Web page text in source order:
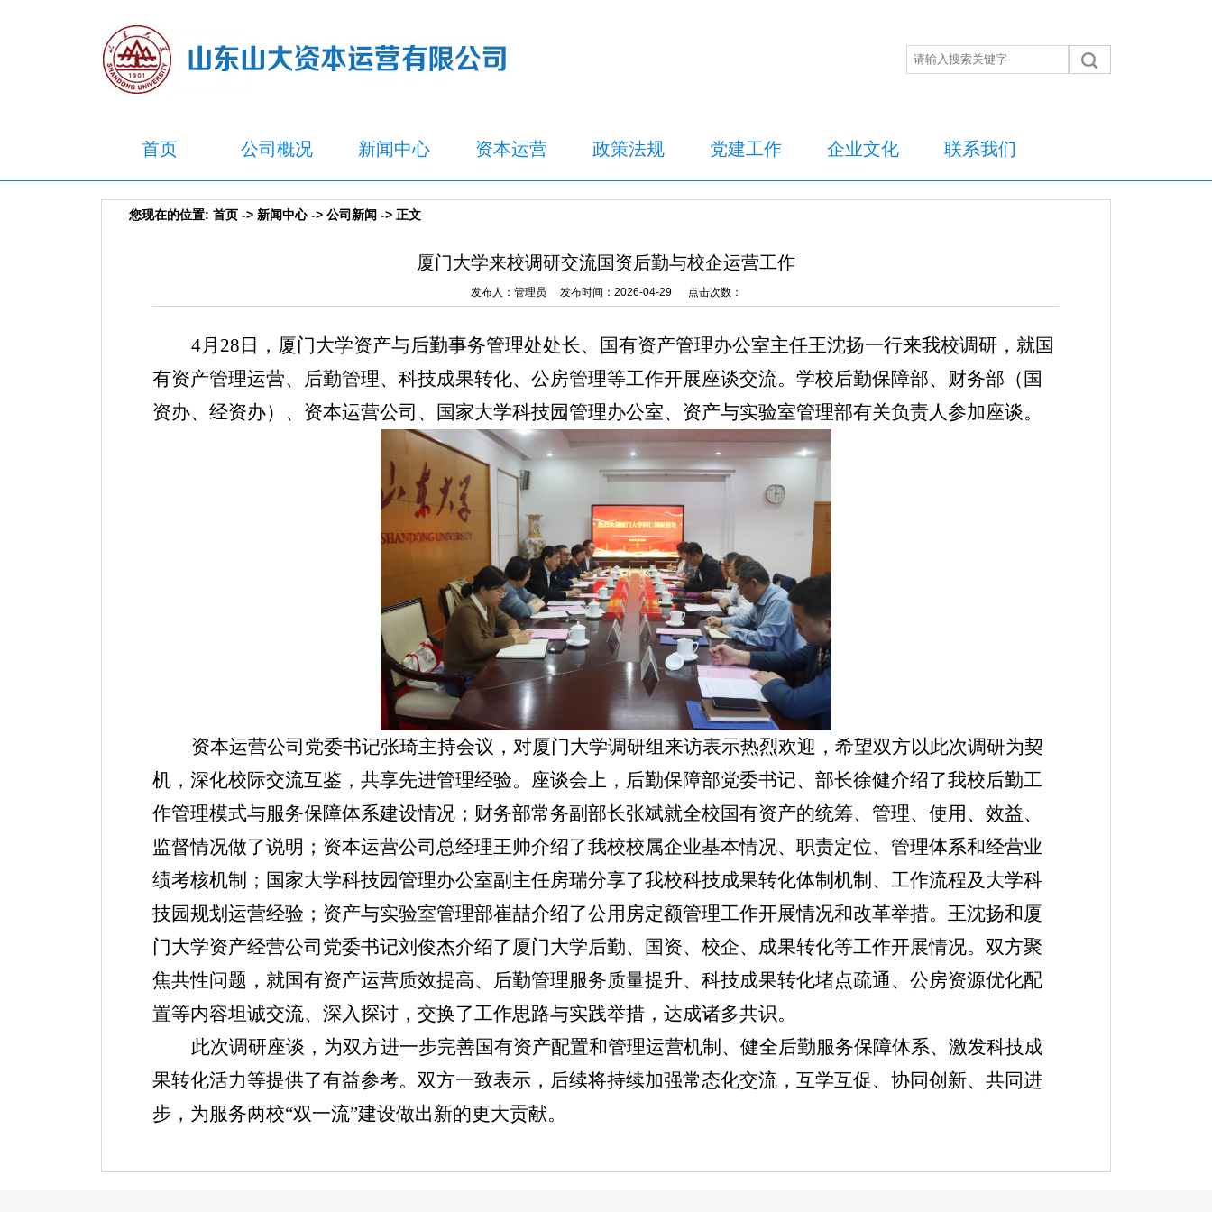
首页 公司概况 新闻中心 资本运营 政策法规 党建工作 企业文化 联系我们
您现在的位置: 首页 -> 新闻中心-> 公司新闻 -> 正文
厦门大学来校调研交流国资后勤与校企运营工作
发布人：管理员 发布时间：2026-04-29 点击次数：
4月28日， 厦门大学资产与后勤事务管理处处长、国有资产管理办公室主任王沈扬一行来我校调研，就国
有资产管理运营、后勤管理、科技成果转化、公房管理等工作开展座谈交流。学校后勤保障部、财务部（国
资办、经资办）、资本运营公司、国家大学科技园管理办公室、资产与实验室管理部有关负责人参加座谈。
资本运营公司党委书记张琦主持会议，对厦门大学调研组来访表示热烈欢迎，希望双方以此次调研为契
机，深化校际交流互鉴，共享先进管理经验。座谈会上，后勤保障部党委书记、部长徐健介绍了我校后勤工
作管理模式与服务保障体系建设情况；财务部常务副部长张斌就全校国有资产的统筹、管理、使用、效益、
监督情况做了说明；资本运营公司总经理王帅介绍了我校校属企业基本情况、职责定位、管理体系和经营业
绩考核机制；国家大学科技园管理办公室副主任房瑞分享了我校科技成果转化体制机制、工作流程及大学科
技园规划运营经验；资产与实验室管理部崔喆介绍了公用房定额管理工作开展情况和改革举措。王沈扬和厦
门大学资产经营公司党委书记刘俊杰介绍了厦门大学后勤、国资、校企、成果转化等工作开展情况。双方聚
焦共性问题，就国有资产运营质效提高、后勤管理服务质量提升、科技成果转化堵点疏通、公房资源优化配
置等内容坦诚交流、深入探讨，交换了工作思路与实践举措，达成诸多共识。
此次调研座谈，为双方进一步完善国有资产配置和管理运营机制、健全后勤服务保障体系、激发科技成
果转化活力等提供了有益参考。双方一致表示，后续将持续加强常态化交流，互学互促、协同创新、共同进
步，为服务两校“双一流”建设做出新的更大贡献。